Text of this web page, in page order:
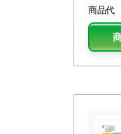
商品代